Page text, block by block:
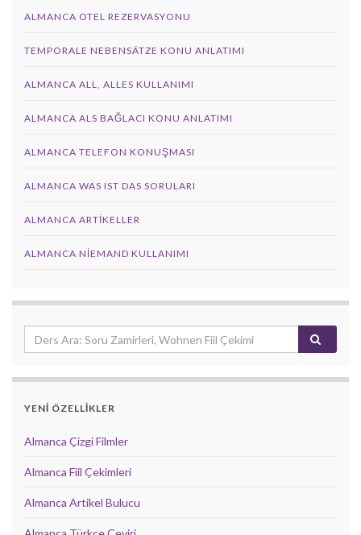
ALMANCA OTEL REZERVASYONU
TEMPORALE NEBENSÄTZE KONU ANLATIMI
ALMANCA ALL, ALLES KULLANIMI
ALMANCA ALS BAĞLACI KONU ANLATIMI
ALMANCA TELEFON KONUŞMASI
ALMANCA WAS IST DAS SORULARI
ALMANCA ARTIKELLER
ALMANCA NIEMAND KULLANIMI
YENİ ÖZELLİKLER
Almanca Çizgi Filmler
Almanca Fiil Çekimleri
Almanca Artikel Bulucu